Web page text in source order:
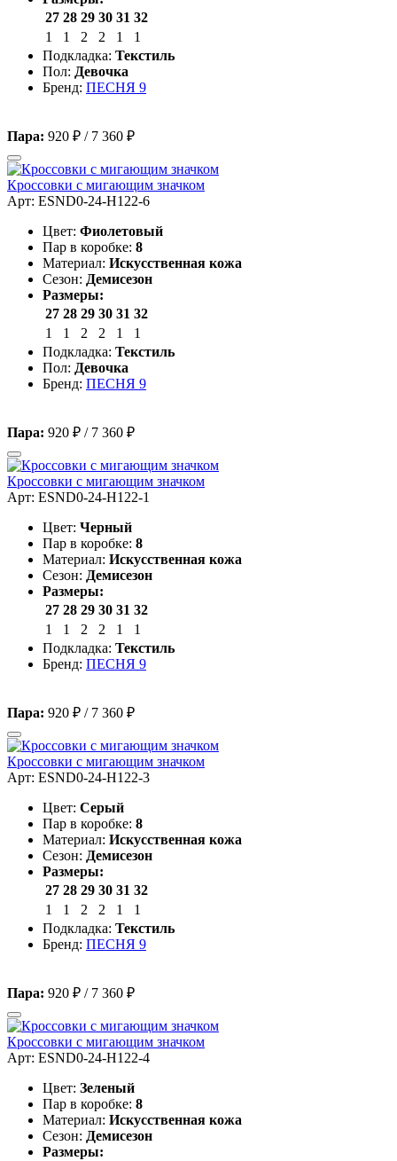
27 28 29 30 31 32
1
1 2 2 1
1
Подкладка: Текстиль
Пол: Девочка
Бренд: ПЕСНЯ 9
Пара: 920 ₽ / 7 360 ₽
Кроссовки с мигающим значком
Арт: ESND0-24-H122-6
Цвет: Фиолетовый
Пар в коробке: 8
Материал: Искусственная кожа
Сезон: Демисезон
Размеры:
27 28 29 30 31 32
1
1 2 2 1
1
Подкладка: Текстиль
Пол: Девочка
Бренд: ПЕСНЯ 9
Пара: 920 ₽ / 7 360 ₽
Кроссовки с мигающим значком
Арт: ESND0-24-H122-1
Цвет: Черный
Пар в коробке: 8
Материал: Искусственная кожа
Сезон: Демисезон
Размеры:
27 28 29 30 31 32
1
1 2 2 1
1
Подкладка: Текстиль
Бренд: ПЕСНЯ 9
Пара: 920 ₽ / 7 360 ₽
Кроссовки с мигающим значком
Арт: ESND0-24-H122-3
Цвет: Серый
Пар в коробке: 8
Материал: Искусственная кожа
Сезон: Демисезон
Размеры:
27 28 29 30 31 32
1
1 2 2 1
1
Подкладка: Текстиль
Бренд: ПЕСНЯ 9
Пара: 920 ₽ / 7 360 ₽
Кроссовки с мигающим значком
Арт: ESND0-24-H122-4
Цвет: Зеленый
Пар в коробке: 8
Материал: Искусственная кожа
Сезон: Демисезон
Размеры: